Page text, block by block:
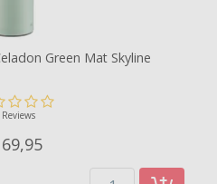
Green Mat Skyline
95